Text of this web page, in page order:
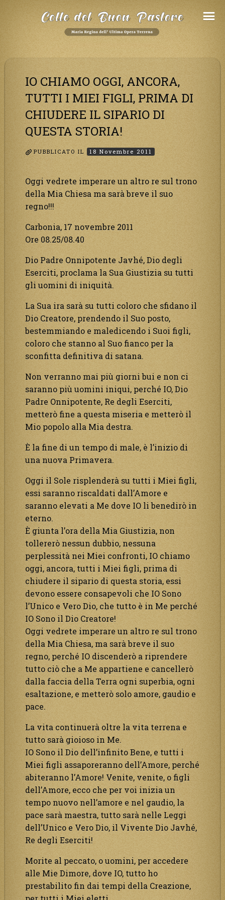
IO CHIAMO OGGI, ANCORA,
TUTTI I MIEI FIGLI, PRIMA DI
CHIUDERE IL SIPARIO DI
QUESTA STORIA!
PUBBLICATO IL 18 Novembre 2011
Oggi vedrete imperare un altro re sul trono
della Mia Chiesa ma sarà breve il suo
regno!!!
Carbonia, 17 novembre 2011
Ore 08.25/08.40
Dio Padre Onnipotente Javhé, Dio degli
Eserciti, proclama la Sua Giustizia su tutti
gli uomini di iniquità.
La Sua ira sarà su tutti coloro che sfidano il
Dio Creatore, prendendo il Suo posto,
bestemmiando e maledicendo i Suoi figli,
coloro che stanno al Suo fianco per la
sconfitta definitiva di satana.
Non verranno mai più giorni bui e non ci
saranno più uomini iniqui, perché IO, Dio
Padre Onnipotente, Re degli Eserciti,
metterò fine a questa miseria e metterò il
Mio popolo alla Mia destra.
È la fine di un tempo di male, è l’inizio di
una nuova Primavera.
Oggi il Sole risplenderà su tutti i Miei figli,
essi saranno riscaldati dall’Amore e
saranno elevati a Me dove IO li benedirò in
eterno.
È giunta l’ora della Mia Giustizia, non
tollererò nessun dubbio, nessuna
perplessità nei Miei confronti, IO chiamo
oggi, ancora, tutti i Miei figli, prima di
chiudere il sipario di questa storia, essi
devono essere consapevoli che IO Sono
l’Unico e Vero Dio, che tutto è in Me perché
IO Sono il Dio Creatore!
Oggi vedrete imperare un altro re sul trono
della Mia Chiesa, ma sarà breve il suo
regno, perché IO discenderò a riprendere
tutto ciò che a Me appartiene e cancellerò
dalla faccia della Terra ogni superbia, ogni
esaltazione, e metterò solo amore, gaudio e
pace.
La vita continuerà oltre la vita terrena e
tutto sarà gioioso in Me.
IO Sono il Dio dell’infinito Bene, e tutti i
Miei figli assaporeranno dell’Amore, perché
abiteranno l’Amore! Venite, venite, o figli
dell’Amore, ecco che per voi inizia un
tempo nuovo nell’amore e nel gaudio, la
pace sarà maestra, tutto sarà nelle Leggi
dell’Unico e Vero Dio, il Vivente Dio Javhé,
Re degli Eserciti!
Morite al peccato, o uomini, per accedere
alle Mie Dimore, dove IO, tutto ho
prestabilito fin dai tempi della Creazione,